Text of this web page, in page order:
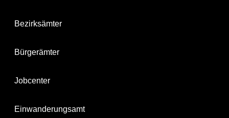
Bezirksämter
Bürgerämter
Jobcenter
Einwanderungsamt